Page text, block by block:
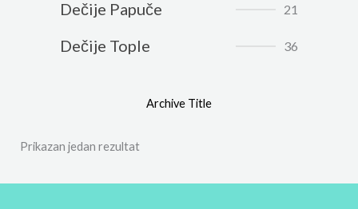
Dečije Papuče 21
Dečije Tople 36
Archive Title
Prikazan jedan rezultat